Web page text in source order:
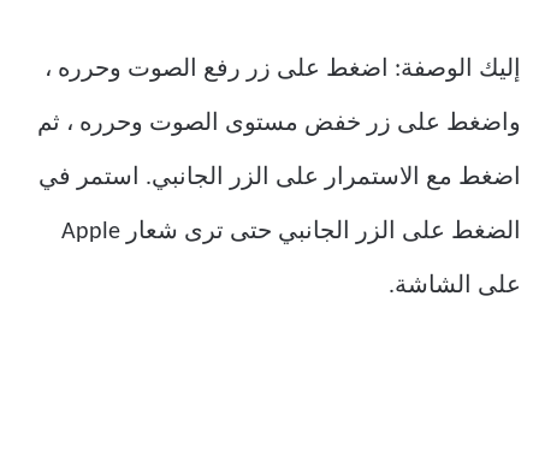
إليك الوصفة: اضغط على زر رفع الصوت وحرره ،
واضغط على زر خفض مستوى الصوت وحرره ، ثم
اضغط مع الاستمرار على الزر الجانبي. استمر في
الضغط على الزر الجانبي حتى ترى شعار Apple
على الشاشة.